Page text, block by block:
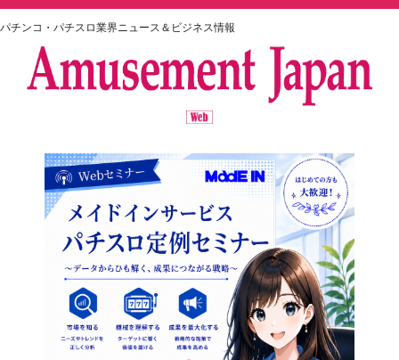
パチンコ・パチスロ業界ニュース＆ビジネス情報